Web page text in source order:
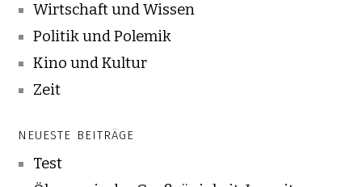
Wirtschaft und Wissen
Politik und Polemik
Kino und Kultur
Zeit
NEUESTE BEITRÄGE
Test